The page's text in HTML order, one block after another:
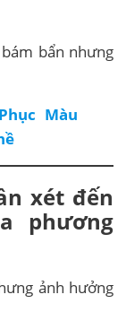
bẩn nhưng
Màu
xét đến
phương
ảnh hưởng